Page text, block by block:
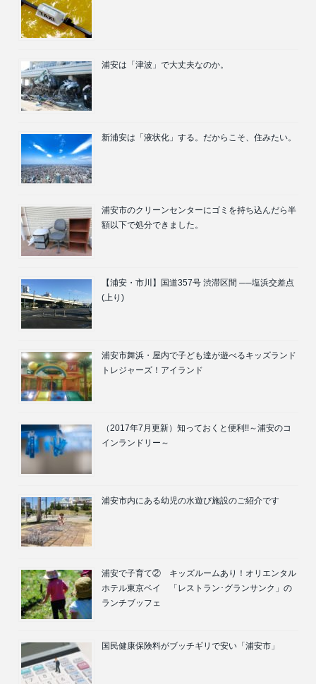
浦安は「津波」で大丈夫なのか。
新浦安は「液状化」する。だからこそ、住みたい。
浦安市のクリーンセンターにゴミを持ち込んだら半
額以下で処分できました。
【浦安・市川】国道357号 渋滞区間 ──塩浜交差点
(上り)
浦安市舞浜・屋内で子ども達が遊べるキッズランド
トレジャーズ！アイランド
（2017年7月更新）知っておくと便利!!～浦安のコ
インランドリー～
浦安市内にある幼児の水遊び施設のご紹介です
浦安で子育て② キッズルームあり！オリエンタル
ホテル東京ベイ 「レストラン･グランサンク」の
ランチブッフェ
国民健康保険料がブッチギリで安い「浦安市」